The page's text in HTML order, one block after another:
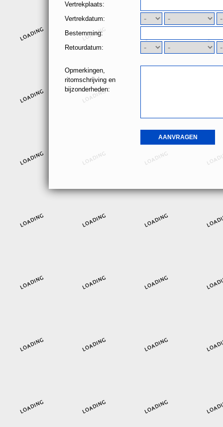
Vertrekplaats:
Vertrekdatum:
Bestemming:
Retourdatum:
Opmerkingen,
ritomschrijving en
bijzonderheden: